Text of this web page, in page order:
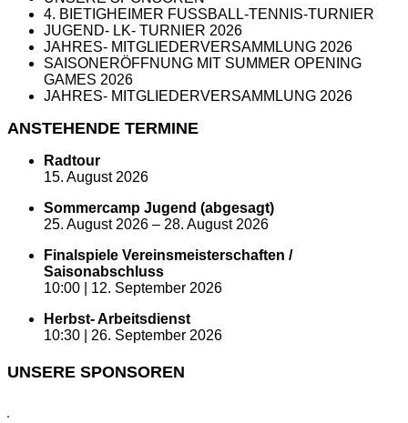
4. BIETIGHEIMER FUSSBALL-TENNIS-TURNIER
JUGEND- LK- TURNIER 2026
JAHRES- MITGLIEDERVERSAMMLUNG 2026
SAISONERÖFFNUNG MIT SUMMER OPENING
GAMES 2026
JAHRES- MITGLIEDERVERSAMMLUNG 2026
ANSTEHENDE TERMINE
Radtour
15. August 2026
Sommercamp Jugend (abgesagt)
25. August 2026 – 28. August 2026
Finalspiele Vereinsmeisterschaften /
Saisonabschluss
10:00 | 12. September 2026
Herbst- Arbeitsdienst
10:30 | 26. September 2026
UNSERE SPONSOREN